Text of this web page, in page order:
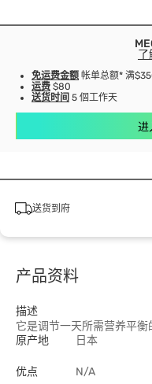
了
免运费金额 帐单总额* 满
运费 $80
送货时间 5 個工作天
进
送货到府
产品资料
描述
它是调节一天所需营养平衡
原产地
日本
优点 N/A